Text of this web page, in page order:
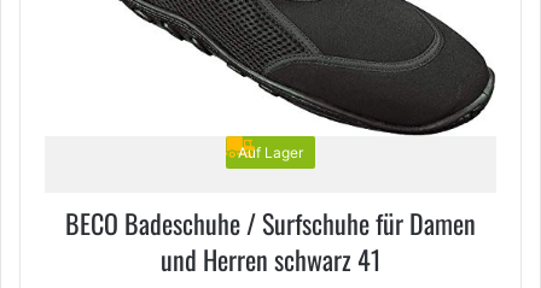
der
Produktseite
gewählt
Auf Lager
BECO Badeschuhe / Surfschuhe für Damen
und Herren schwarz 41